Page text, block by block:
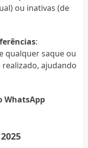
ou inativas (de
:
qualquer saque ou
ajudando
WhatsApp